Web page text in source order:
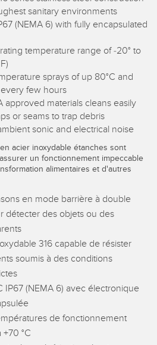
et de luminescence
conditions
conditions sans fil
Software
Efficacité globale de l'équipement
sanitary environments
(NEMA 6) with fully encapsulated
temperature range of -20° to
sprays of up 80°C and
few hours
approved materials cleans easily
or seams to trap debris
sonic and electrical noise
acier inoxydable étanches sont
un fonctionnement impeccable
alimentaires et d'autres
en mode barrière à double
détecter des objets ou des
316 capable de résister
soumis à des conditions
IP67 (NEMA 6) avec électronique
de fonctionnement
°C